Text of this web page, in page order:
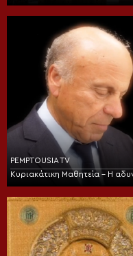
PEMPTOUSIA TV
Κυριακάτικη Μαθητεία – Η